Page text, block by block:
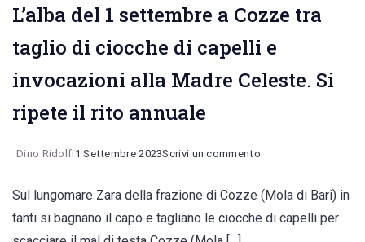
L’alba del 1 settembre a Cozze tra
taglio di ciocche di capelli e
invocazioni alla Madre Celeste. Si
ripete il rito annuale
Dino Ridolfi1 Settembre 2023Scrivi un commentoon
del
1
Sul lungomare Zara della frazione di Cozze (Mola di Bari) in
tanti si bagnano il capo e tagliano le ciocche di capelli per